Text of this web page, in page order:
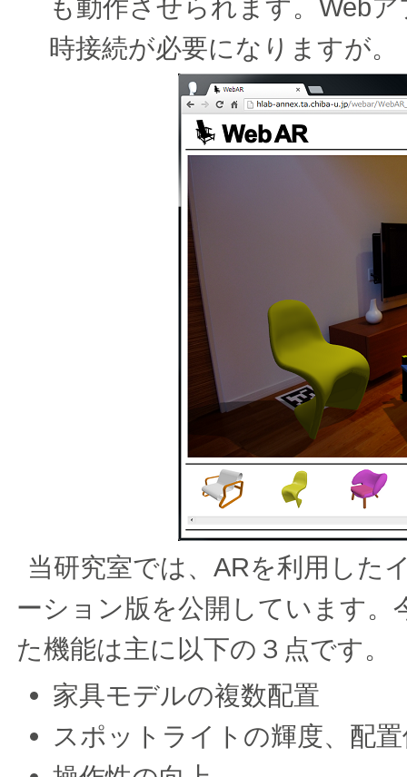
も動作させられます。Web
時接続が必要になりますが。
当研究室では、ARを利用した
ーション版を公開しています
た機能は主に以下の３点です。
家具モデルの複数配置
スポットライトの輝度、配